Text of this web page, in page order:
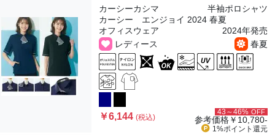
カーシーカシマ
半袖ポロシャツ
カーシー エンジョイ 2024 春夏
オフィスウェア
2024年発売
レディース
春夏
￥6,144(税込)
43～46% OFF
参考価格￥10,780-
1%ポイント 還元